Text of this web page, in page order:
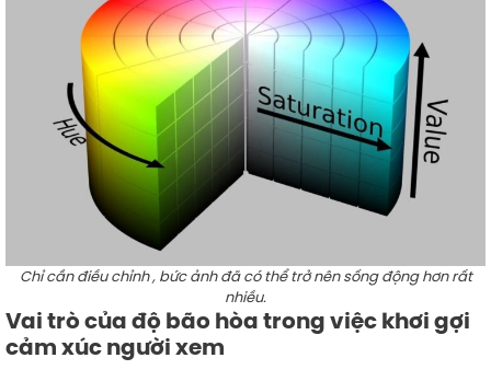
Chỉ cần điều chỉnh , bức ảnh đã có thể trở nên sống động hơn rất
nhiều.
Vai trò của độ bão hòa trong việc khơi gợi
cảm xúc người xem